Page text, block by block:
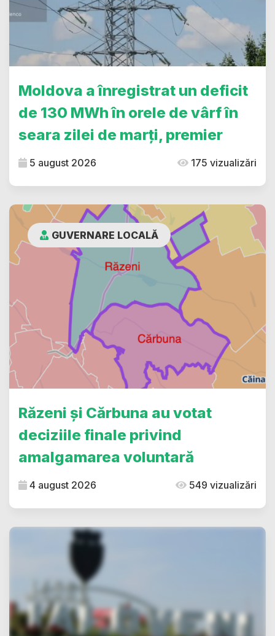
Moldova a înregistrat un deficit
de 130 MWh în orele de vârf în
seara zilei de marți, premier
5 august 2026 175 vizualizări
GUVERNARE LOCALĂ
Răzeni și Cărbuna au votat
deciziile finale privind
amalgamarea voluntară
4 august 2026 549 vizualizări